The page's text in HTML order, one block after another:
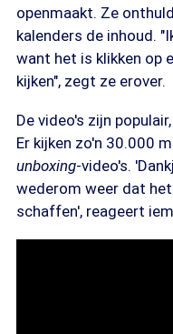
openmaakt. Ze
kalenders de inhoud.
want het is klikken op
kijken", zegt ze erover.
De video's zijn
Er kijken zo'n 30.000
unboxing-video's.
wederom weer dat
schaffen', reageert